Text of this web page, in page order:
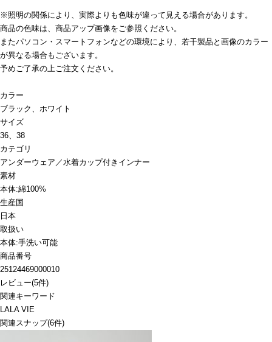
※照明の関係により、実際よりも色味が違って見える場合があります。
商品の色味は、商品アップ画像をご参照ください。
またパソコン・スマートフォンなどの環境により、若干製品と画像のカラー
が異なる場合もございます。
予めご了承の上ご注文ください。
カラー
ブラック、ホワイト
サイズ
36、38
カテゴリ
アンダーウェア／水着カップ付きインナー
素材
本体:綿100%
生産国
日本
取扱い
本体:手洗い可能
商品番号
25124469000010
レビュー(5件)
関連キーワード
LALA VIE
関連スナップ(6件)